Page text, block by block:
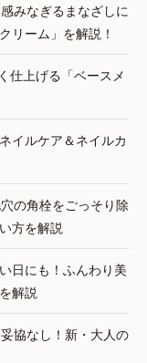
みなぎるまなざしに
リーム」を解説！
仕上げる「ベースメ
イルケア＆ネイルカ
の角栓をごっそり除
方を解説
日にも！ふんわり美
解説
協なし！新・大人の